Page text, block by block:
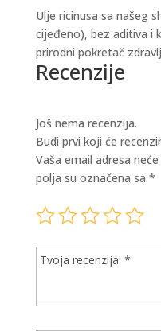
Ulje ricinusa sa našeg
cijeđeno), bez aditiva i
prirodni pokretač
Recenzije
Još nema recenzija.
Budi prvi koji će
Vaša email adresa
polja su označena sa *